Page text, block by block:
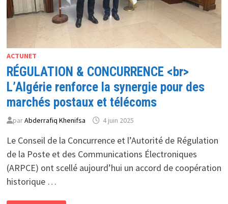
ACTUNET
RÉGULATION & CONCURRENCE <br>
L’Algérie renforce la synergie pour des
marchés postaux et télécoms
parAbderrafiq Khenifsa 4 juin 2025
Le Conseil de la Concurrence et l’Autorité de Régulation
de la Poste et des Communications Électroniques
(ARPCE) ont scellé aujourd’hui un accord de coopération
historique …